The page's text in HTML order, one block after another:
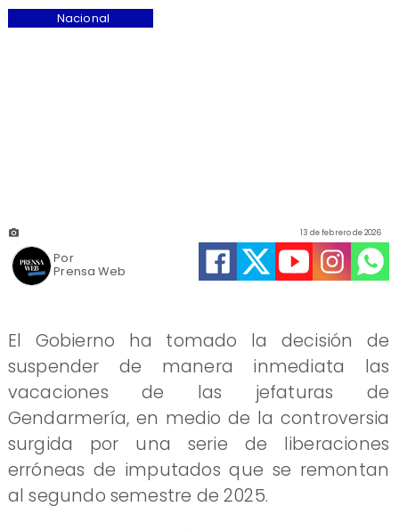
Prensa Web
13 de febrero de 2026
Nacional
Por
El Gobierno ha tomado la decisión de
suspender de manera inmediata las
vacaciones de las jefaturas de
Gendarmería, en medio de la controversia
surgida por una serie de liberaciones
erróneas de imputados que se remontan
al segundo semestre de 2025.